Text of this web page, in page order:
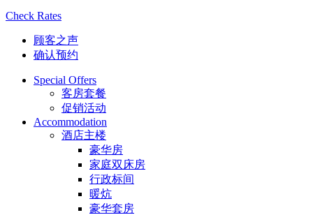
Check Rates
顾客之声
确认预约
Special Offers
客房套餐
促销活动
Accommodation
酒店主楼
豪华房
家庭双床房
行政标间
暖炕
豪华套房